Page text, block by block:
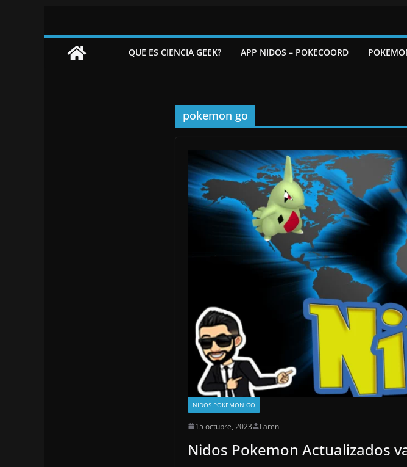
contenido
QUE ES CIENCIA GEEK? APP NIDOS – POKECOORD
pokemon go
NIDOS POKEMON GO
15 octubre, 2023 Laren
Nidos Pokemon Actualizados